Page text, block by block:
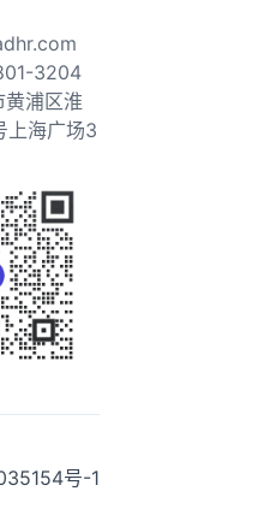
3204
浦区淮
上海广场3
号-1